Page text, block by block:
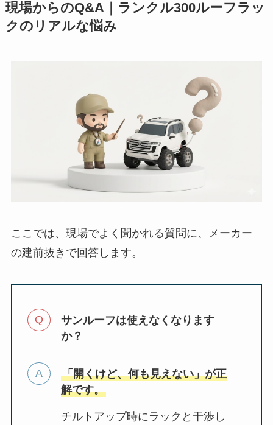
現場からのQ&A｜ランクル300ルーフラッ
クのリアルな悩み
ここでは、現場でよく聞かれる質問に、メーカー
の建前抜きで回答します。
サンルーフは使えなくなります
か？
「開くけど、何も見えない」が正
解です。
チルトアップ時にラックと干渉し